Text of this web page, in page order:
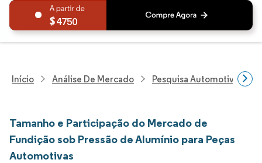
4750
Início Análise De Mercado Pesquisa Automotiva
Tamanho e Participação do Mercado de
Fundição sob Pressão de Alumínio para Peças
Automotivas